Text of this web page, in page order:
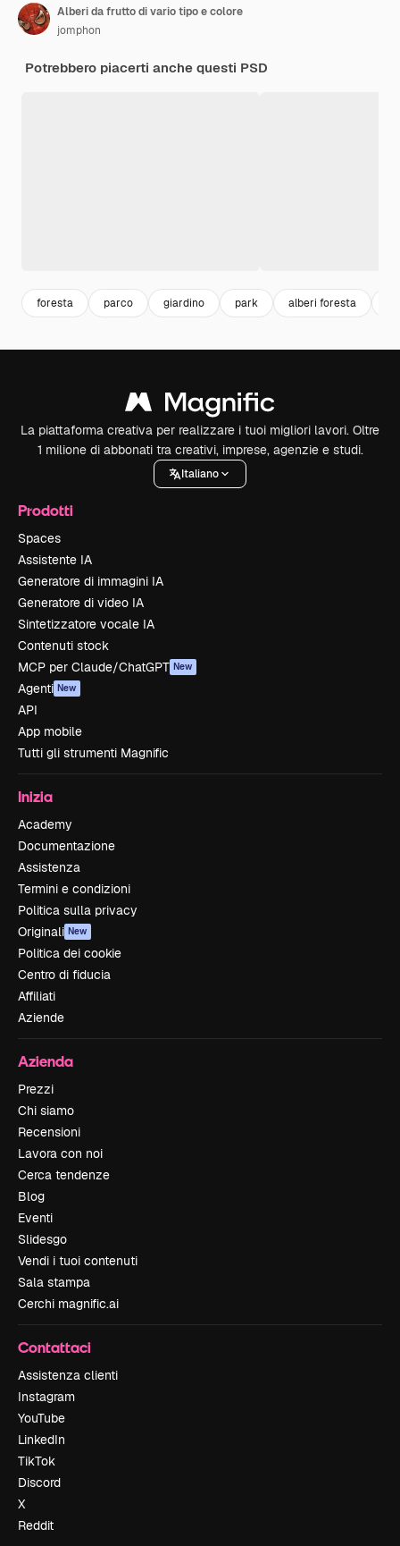
Alberi da frutto di vario tipo e colore
jomphon
Potrebbero piacerti anche questi PSD
foresta parco giardino park alberi foresta
La piattaforma creativa per realizzare i tuoi migliori lavori. Oltre
1 milione di abbonati tra creativi, imprese, agenzie e studi.
Italiano
Prodotti
Spaces
Assistente IA
Generatore di immagini IA
Generatore di video IA
Sintetizzatore vocale IA
Contenuti stock
MCP per Claude/ChatGPT New
Agenti New
API
App mobile
Tutti gli strumenti Magnific
Inizia
Academy
Documentazione
Assistenza
Termini e condizioni
Politica sulla privacy
Originali New
Politica dei cookie
Centro di fiducia
Affiliati
Aziende
Azienda
Prezzi
Chi siamo
Recensioni
Lavora con noi
Cerca tendenze
Blog
Eventi
Slidesgo
Vendi i tuoi contenuti
Sala stampa
Cerchi magnific.ai
Contattaci
Assistenza clienti
Instagram
YouTube
LinkedIn
TikTok
Discord
X
Reddit